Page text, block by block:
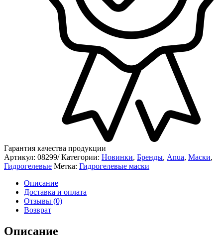
Гарантия качества продукции
Артикул: 08299/ Категории: Новинки, Бренды, Anua, Маски,
Гидрогелевые Метка: Гидрогелевые маски
Описание
Доставка и оплата
Отзывы (0)
Возврат
Описание